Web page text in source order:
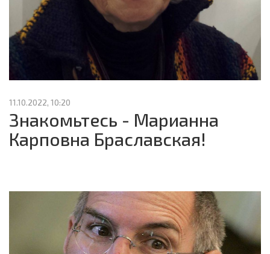
11.10.2022, 10:20
Знакомьтесь - Марианна
Карповна Браславская!